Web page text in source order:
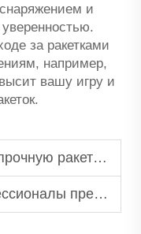
и
за ракетками
например,
вашу игру и
для пляжного тенниса?
теннисные ракетки на заказ?